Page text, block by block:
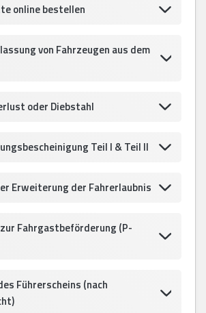
online bestellen
von Fahrzeugen aus dem
oder Diebstahl
Teil I & Teil II
Erweiterung der Fahrerlaubnis
Fahrgastbeförderung (P-
Führerscheins (nach